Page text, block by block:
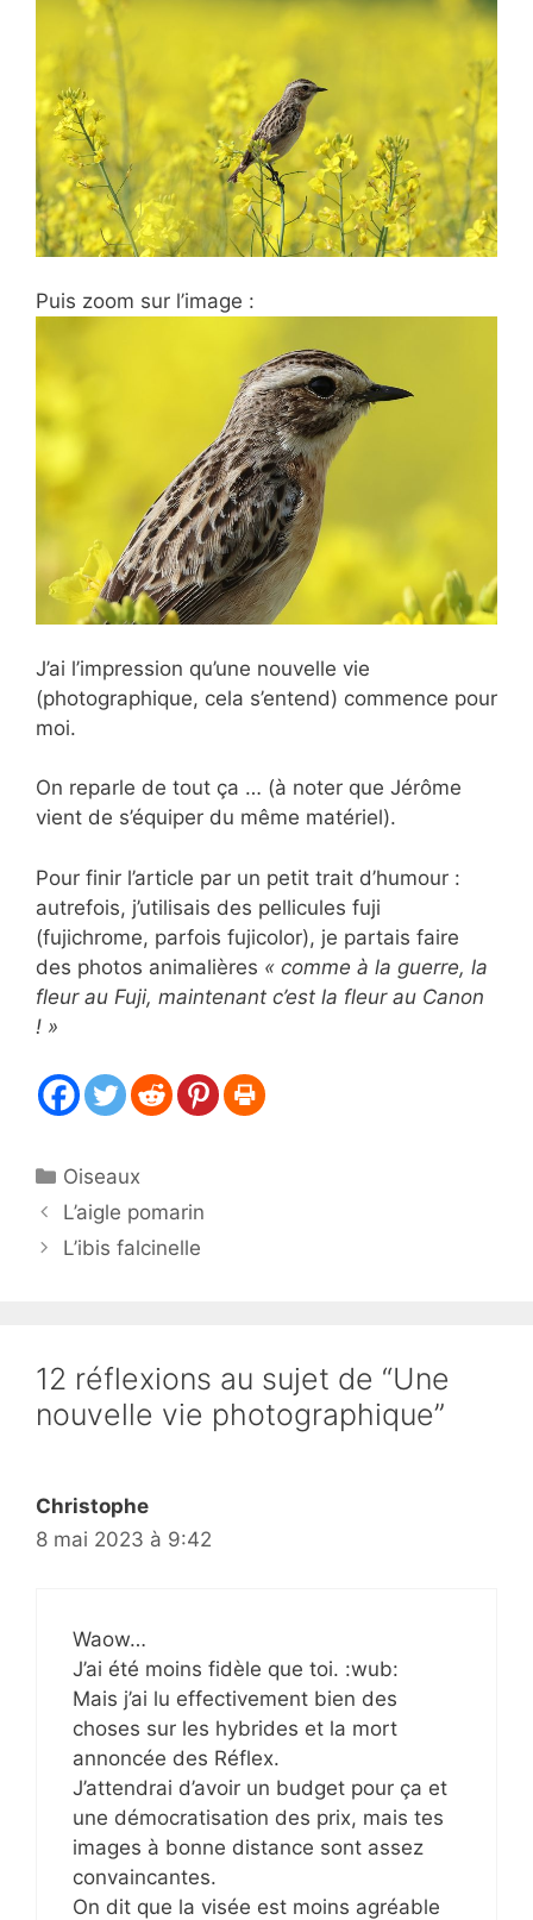
Puis zoom sur l’image :
J’ai l’impression qu’une nouvelle vie
(photographique, cela s’entend) commence pour
moi.
On reparle de tout ça … (à noter que Jérôme
vient de s’équiper du même matériel).
Pour finir l’article par un petit trait d’humour :
autrefois, j’utilisais des pellicules fuji
(fujichrome, parfois fujicolor), je partais faire
des photos animalières « comme à la guerre, la
fleur au Fuji, maintenant c’est la fleur au Canon
! »
Catégories
Oiseaux
L’aigle pomarin
L’ibis falcinelle
12 réflexions au sujet de “Une
nouvelle vie photographique”
Christophe
8 mai 2023 à 9:42
Waow…
J’ai été moins fidèle que toi. :wub:
Mais j’ai lu effectivement bien des
choses sur les hybrides et la mort
annoncée des Réflex.
J’attendrai d’avoir un budget pour ça et
une démocratisation des prix, mais tes
images à bonne distance sont assez
convaincantes.
On dit que la visée est moins agréable